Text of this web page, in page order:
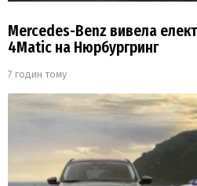
Mercedes-Benz вивела
4Matic на Нюрбургринг
7 годин тому